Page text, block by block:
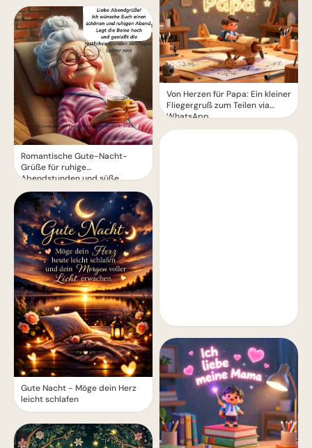
Romantische Gute-Nacht-
Grüße für ruhige
Abendstunden und süße
Träume
Gute Nacht - Möge dein Herz
leicht schlafen
Von Herzen für Papa: Ein kleiner
Fliegergruß zum Teilen via
WhatsApp